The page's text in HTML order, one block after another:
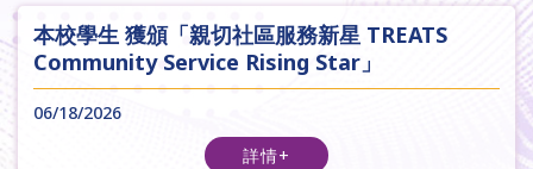
本校學生 獲頒「親切社區服務新星 TREATS
Community Service Rising Star」
06/18/2026
詳情+